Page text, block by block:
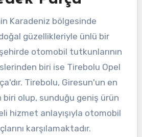
Karadeniz bölgesinde
güzellikleriyle ünlü bir
otomobil tutkunlarının
biri ise Tirebolu Opel
Tirebolu, Giresun'un en
olup, sunduğu geniş ürün
hizmet anlayışıyla otomobil
karşılamaktadır.